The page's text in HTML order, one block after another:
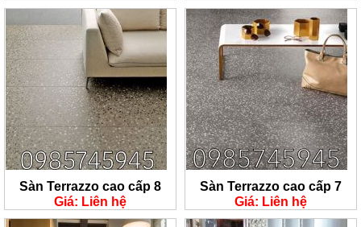
Sàn Terrazzo cao cấp 8
Giá: Liên hệ
Sàn Terrazzo cao cấp 7
Giá: Liên hệ